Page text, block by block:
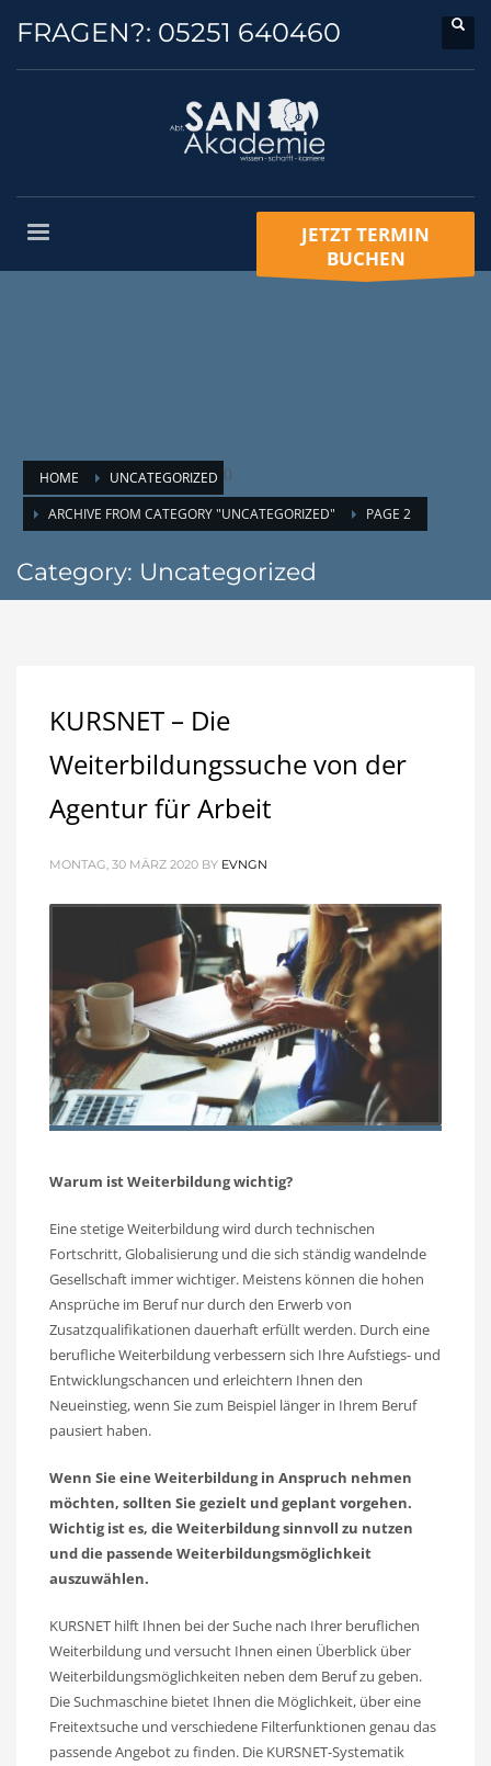
FRAGEN?: 05251 640460
JETZT TERMIN
BUCHEN
HOME
UNCATEGORIZED
ARCHIVE FROM CATEGORY "UNCATEGORIZED"
(
PAGE 2
)
Category: Uncategorized
KURSNET – Die
Weiterbildungssuche von der
Agentur für Arbeit
MONTAG, 30 MÄRZ 2020 BY EVNGN
Warum ist Weiterbildung wichtig?
Eine stetige Weiterbildung wird durch technischen
Fortschritt, Globalisierung und die sich ständig wandelnde
Gesellschaft immer wichtiger. Meistens können die hohen
Ansprüche im Beruf nur durch den Erwerb von
Zusatzqualifikationen dauerhaft erfüllt werden. Durch eine
berufliche Weiterbildung verbessern sich Ihre Aufstiegs- und
Entwicklungschancen und erleichtern Ihnen den
Neueinstieg, wenn Sie zum Beispiel länger in Ihrem Beruf
pausiert haben.
Wenn Sie eine Weiterbildung in Anspruch nehmen
möchten, sollten Sie gezielt und geplant vorgehen.
Wichtig ist es, die Weiterbildung sinnvoll zu nutzen
und die passende Weiterbildungsmöglichkeit
auszuwählen.
KURSNET hilft Ihnen bei der Suche nach Ihrer beruflichen
Weiterbildung und versucht Ihnen einen Überblick über
Weiterbildungsmöglichkeiten neben dem Beruf zu geben.
Die Suchmaschine bietet Ihnen die Möglichkeit, über eine
Freitextsuche und verschiedene Filterfunktionen genau das
passende Angebot zu finden. Die KURSNET-Systematik